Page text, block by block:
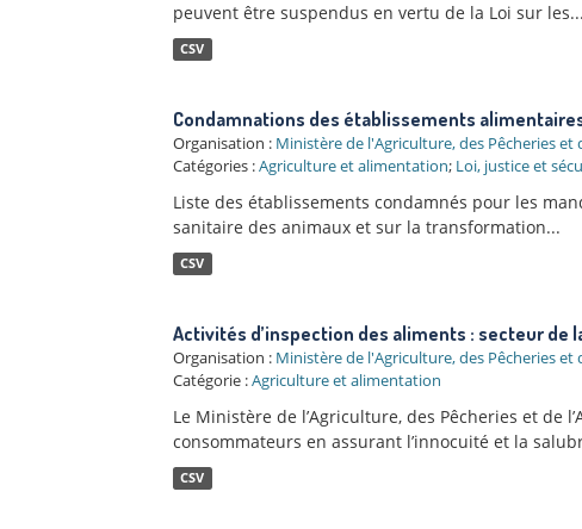
peuvent être suspendus en vertu de la Loi sur les...
CSV
Condamnations des établissements
Organisation : Ministère de l'Agriculture, des Pêcheries
Catégories :Agriculture et alimentation; Loi, justice et
Liste des établissements condamnés pour les
sanitaire des animaux et sur la transformation...
CSV
Activités d’inspection des aliments : secteur de
Organisation : Ministère de l'Agriculture, des Pêcheries
Catégorie :Agriculture et alimentation
Le Ministère de l’Agriculture, des Pêcheries et de
consommateurs en assurant l’innocuité et la
CSV